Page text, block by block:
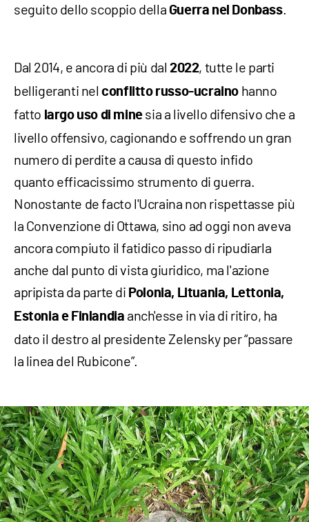
seguito dello scoppio della Guerra nel Donbass.
Dal 2014, e ancora di più dal 2022, tutte le parti
belligeranti nelconflitto russo-ucraino hanno
fatto largo uso di minesia a livello difensivo che a
livello offensivo, cagionando e soffrendo un gran
numero di perdite a causa di questo infido
quanto efficacissimo strumento di guerra.
Nonostante de facto l'Ucraina non rispettasse più
la Convenzione di Ottawa, sino ad oggi non aveva
ancora compiuto il fatidico passo di ripudiarla
anche dal punto di vista giuridico, ma l'azione
apripista da parte di Polonia, Lituania, Lettonia,
Estonia e Finlandia anch'esse in via di ritiro, ha
dato il destro al presidente Zelensky per “passare
la linea del Rubicone”.